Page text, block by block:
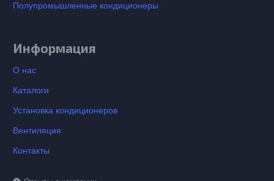
Полупромышленные кондиционеры
Информация
О нас
Каталоги
Установка кондиционеров
Вентиляция
Контакты